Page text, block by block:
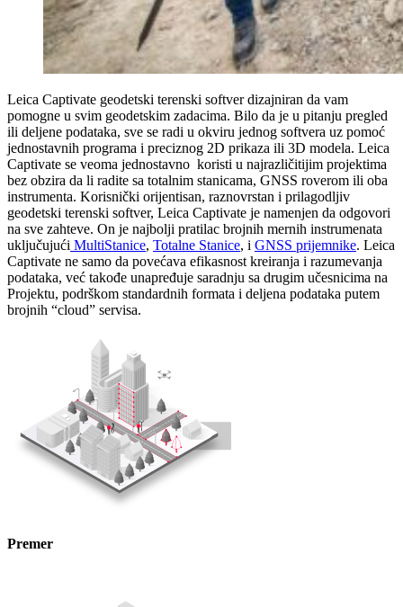
Leica Captivate geodetski terenski softver dizajniran da vam
pomogne u svim geodetskim zadacima. Bilo da je u pitanju pregled
ili deljene podataka, sve se radi u okviru jednog softvera uz pomoć
jednostavnih programa i preciznog 2D prikaza ili 3D modela. Leica
Captivate se veoma jednostavno koristi u najrazličitijim projektima
bez obzira da li radite sa totalnim stanicama, GNSS roverom ili oba
instrumenta. Korisnički orijentisan, raznovrstan i prilagodljiv
geodetski terenski softver, Leica Captivate je namenjen da odgovori
na sve zahteve. On je najbolji pratilac brojnih mernih instrumenata
uključujući MultiStanice, Totalne Stanice, i GNSS prijemnike. Leica
Captivate ne samo da povećava efikasnost kreiranja i razumevanja
podataka, već takođe unapređuje saradnju sa drugim učesnicima na
Projektu, podrškom standardnih formata i deljena podataka putem
brojnih “cloud” servisa.
Premer